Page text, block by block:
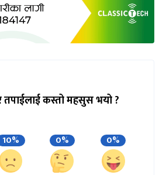
कस्तो महसुस भयो ?
10% 0% 0%